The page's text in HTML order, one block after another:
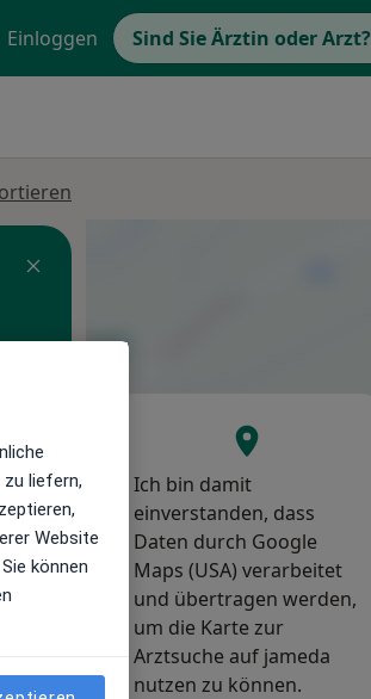
Einloggen Sind Sie Ärztin oder Arzt?
Ich bin damit
einverstanden, dass
Daten durch Google
Maps (USA) verarbeitet
und übertragen werden,
um die Karte zur
Arztsuche auf jameda
nutzen zu können.
liefern,
Website
können